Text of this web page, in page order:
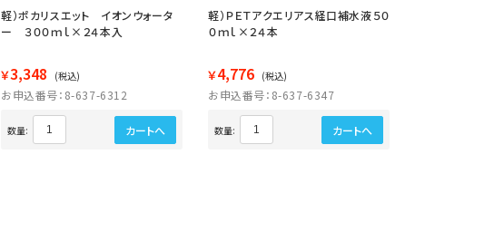
軽）ポカリスエット イオンウォータ
ー ３００ｍｌ×２４本入
￥3,348 (税込)
お申込番号：8-637-6312
数量: カートへ
軽）ＰＥＴアクエリアス経口補水液５０
０ｍｌ×２４本
￥4,776 (税込)
お申込番号：8-637-6347
数量: カートへ